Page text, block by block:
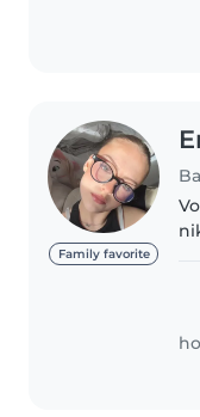
Family favorite